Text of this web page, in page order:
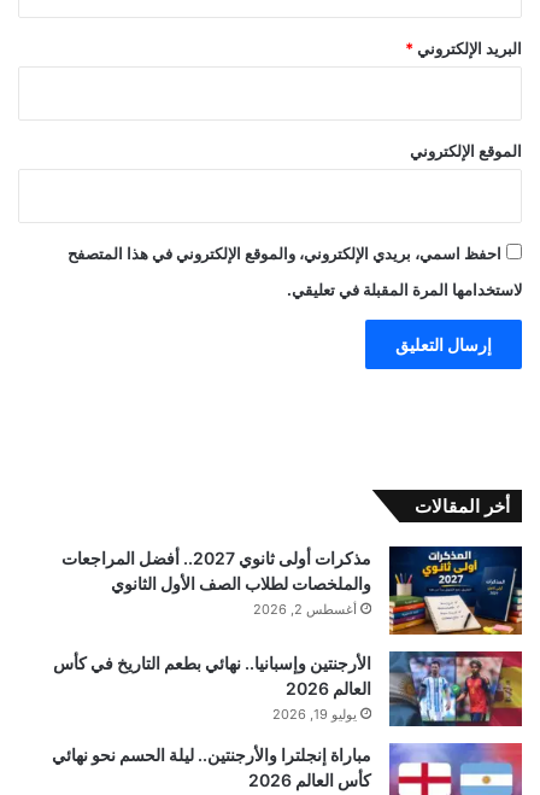
البريد الإلكتروني *
الموقع الإلكتروني
احفظ اسمي، بريدي الإلكتروني، والموقع الإلكتروني في هذا المتصفح
لاستخدامها المرة المقبلة في تعليقي.
أخر المقالات
مذكرات أولى ثانوي 2027.. أفضل المراجعات
والملخصات لطلاب الصف الأول الثانوي
أغسطس 2, 2026
الأرجنتين وإسبانيا.. نهائي بطعم التاريخ في كأس
العالم 2026
يوليو 19, 2026
مباراة إنجلترا والأرجنتين.. ليلة الحسم نحو نهائي
كأس العالم 2026